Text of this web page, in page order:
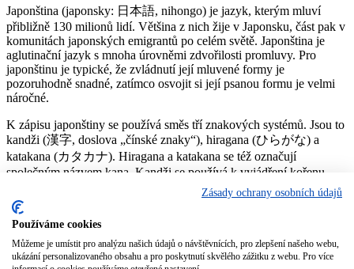
Japonština (japonsky: 日本語, nihongo) je jazyk, kterým mluví
přibližně 130 milionů lidí. Většina z nich žije v Japonsku, část pak v
komunitách japonských emigrantů po celém světě. Japonština je
aglutinační jazyk s mnoha úrovněmi zdvořilosti promluvy. Pro
japonštinu je typické, že zvládnutí její mluvené formy je
pozoruhodně snadné, zatímco osvojit si její psanou formu je velmi
náročné.
K zápisu japonštiny se používá směs tří znakových systémů. Jsou to
kandži (漢字, doslova „čínské znaky“), hiragana (ひらがな) a
katakana (カタカナ). Hiragana a katakana se též označují
společným názvem kana. Kandži se používá k vyjádření kořenu
slova, koncovky a partikule jsou doplněny hiraganou. Katakana se
používá pro fonetický přepis cizích slov, nebo slov převzatých z
jiných jazyků. Také se používá v případě, kdy je třeba nějakou část
textu zvýraznit, podobně jako kurzíva, také nověji pro odborné
taxonomické názvosloví.
Zásady ochrany osobních údajů
Používáme cookies
Můžeme je umístit pro analýzu našich údajů o návštěvnících, pro zlepšení našeho webu,
ukázání personalizovaného obsahu a pro poskytnutí skvělého zážitku z webu. Pro více